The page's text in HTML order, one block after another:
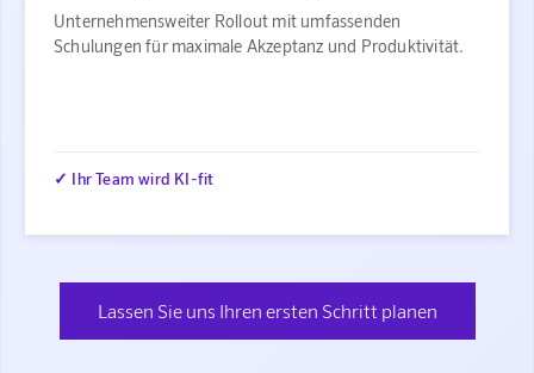
Unternehmensweiter Rollout mit umfassenden
Schulungen für maximale Akzeptanz und Produktivität.
✓ Ihr Team wird KI-fit
Lassen Sie uns Ihren ersten Schritt planen